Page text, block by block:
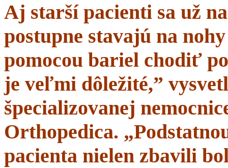
Aj starší pacienti sa už
postupne stavajú na
pomocou bariel chodiť
je veľmi dôležité,”
špecializovanej
Orthopedica.
pacienta nielen zbavili